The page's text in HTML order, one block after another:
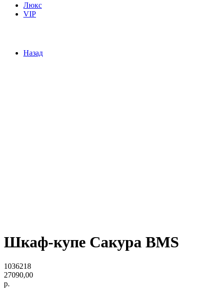
Люкс
VIP
Назад
Шкаф-купе Сакура BMS
1036218
27090,00
р.